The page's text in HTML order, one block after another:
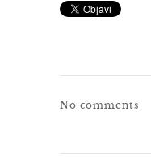
No comments